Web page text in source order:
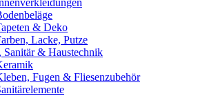
& Deko
Lacke, Putze
Sanitär & Haustechnik
Fugen & Fliesenzubehör